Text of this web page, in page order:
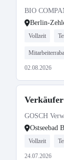
BIO
Berlin-
Vollzeit
02.08.2026
GOSCH
Ostseebad
Vollzeit
24.07.2026